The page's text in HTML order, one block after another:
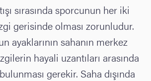
sırasında sporcunun her iki
gerisinde olması zorunludur.
ayaklarının sahanın merkez
hayali uzantıları arasında
gerekir. Saha dışında